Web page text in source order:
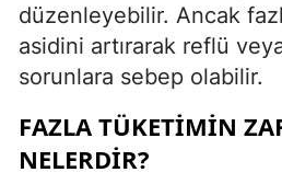
düzenleyebilir. Ancak
asidini artırarak reflü
sorunlara sebep olabilir.
FAZLA TÜKETIMIN
NELERDIR?